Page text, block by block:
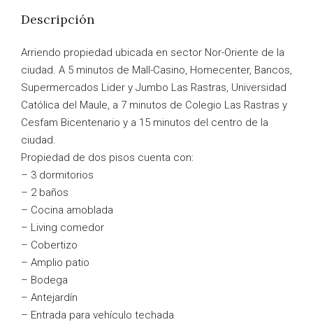
Descripción
Arriendo propiedad ubicada en sector Nor-Oriente de la
ciudad. A 5 minutos de Mall-Casino, Homecenter, Bancos,
Supermercados Lider y Jumbo Las Rastras, Universidad
Católica del Maule, a 7 minutos de Colegio Las Rastras y
Cesfam Bicentenario y a 15 minutos del centro de la
ciudad.
Propiedad de dos pisos cuenta con:
– 3 dormitorios
– 2 baños
– Cocina amoblada
– Living comedor
– Cobertizo
– Amplio patio
– Bodega
– Antejardín
– Entrada para vehículo techada